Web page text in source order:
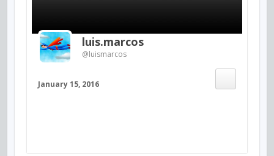
luis.marcos
@luismarcos
January 15, 2016